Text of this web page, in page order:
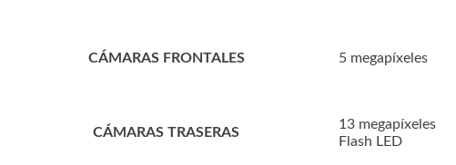
CÁMARAS FRONTALES 5 megapíxeles
CÁMARAS TRASERAS
13 megapíxeles
Flash LED